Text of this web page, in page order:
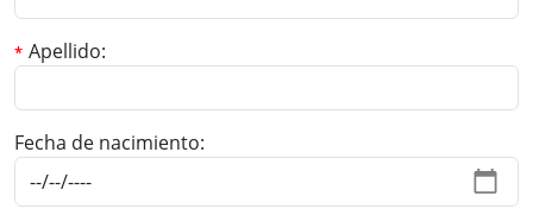
Apellido
Fecha de nacimiento